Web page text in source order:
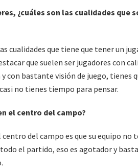
¿cuáles son las cualidades que
cualidades que tiene que tener un
que suelen ser jugadores con
con bastante visión de juego, tienes
no tienes tiempo para pensar.
el centro del campo?
del campo es que su equipo no
el partido, eso es agotador y